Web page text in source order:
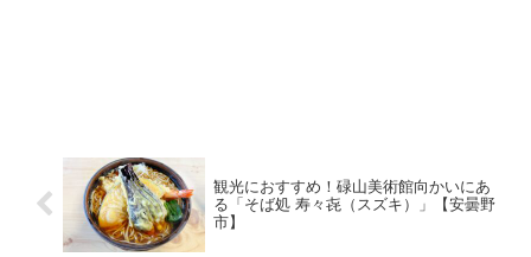
観光におすすめ！碌山美術館向かいにあ
る「そば処 寿々㐂（スズキ）」【安曇野
市】